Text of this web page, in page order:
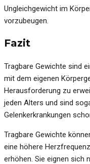
Ungleichgewicht im
vorzubeugen.
Fazit
Tragbare Gewichte sind
mit dem eigenen
Herausforderung zu
jeden Alters und sind
Gelenkerkrankungen
Tragbare Gewichte
eine höhere
erhöhen. Sie eignen sich